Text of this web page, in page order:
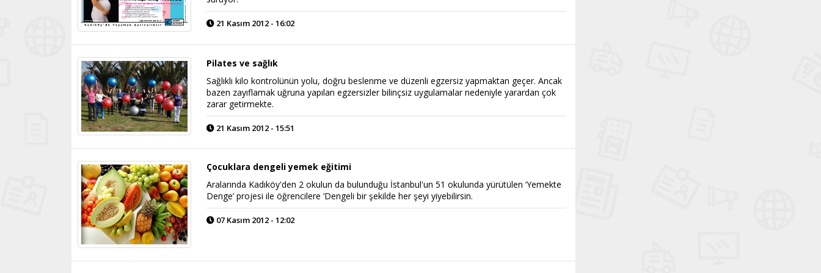
21 Kasım 2012 - 16:02
Pilates ve sağlık
Sağlıklı kilo kontrolünün yolu, doğru beslenme ve düzenli egzersiz yapmaktan geçer. Ancak
bazen zayıflamak uğruna yapılan egzersizler bilinçsiz uygulamalar nedeniyle yarardan çok
zarar getirmekte.
21 Kasım 2012 - 15:51
Çocuklara dengeli yemek eğitimi
Aralarında Kadıköy'den 2 okulun da bulunduğu İstanbul'un 51 okulunda yürütülen ‘Yemekte
Denge’ projesi ile öğrencilere ‘Dengeli bir şekilde her şeyi yiyebilirsin.
07 Kasım 2012 - 12:02